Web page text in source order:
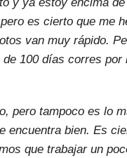
es cierto que me
van muy rápido.
100 días corres
pero tampoco es lo
encuentra bien. Es
que trabajar un